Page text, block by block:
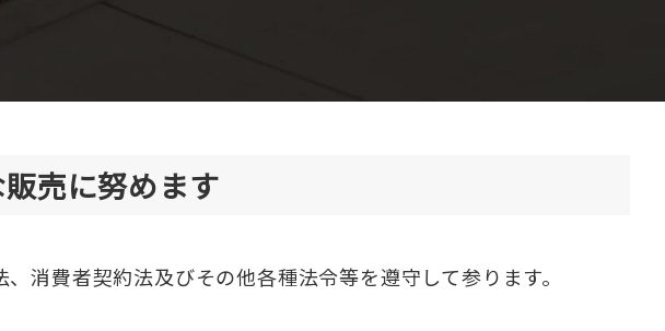
売に努めます
消費者契約法及びその他各種法令等を遵守して参ります。